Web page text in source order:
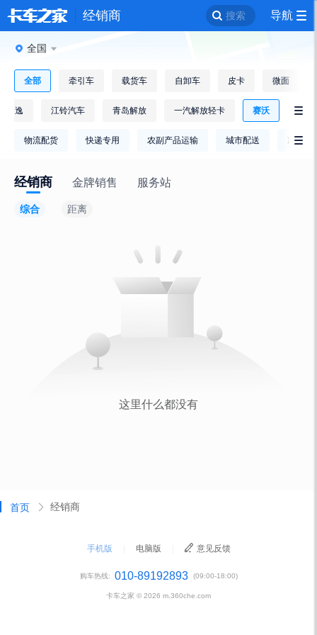
经销商 搜索 导航
全国
全部 牵引车 载货车 自卸车 皮卡 微面
途逸 江铃汽车 青岛解放 一汽解放轻卡 赛沃 
物流配货 快递专用 农副产品运输 城市配送 冷链运

经销商 金牌销售 服务站
综合 距离
首页 经销商
手机版 电脑版 意见反馈
购车热线: 010-89192893 (09:00-18:00)
卡车之家 © 2026 m.360che.com